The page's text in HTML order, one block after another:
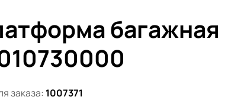
багажная
заказа: 1007371